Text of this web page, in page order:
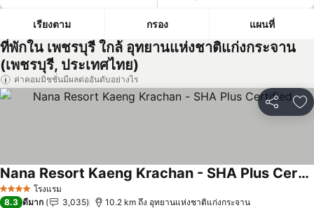
เรียงตาม กรอง แผนที่
ที่พักใน เพชรบุรี ใกล้ อุทยานแห่งชาติแก่งกระจาน
(เพชรบุรี, ประเทศไทย)
ค่าคอมมิชชั่นมีผลต่ออันดับอย่างไร
แชร์ เ
4 ดาว โรงแรม
Nana Resort Kaeng Krachan - SHA Plus Certified
ดูราคา
8.3 ดีมาก 3,035 10.2 km ถึง อุทยานแห่งชาติแก่งกระจาน